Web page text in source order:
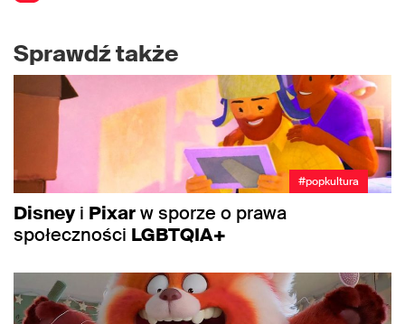
Sprawdź także
#popkultura
Disney i Pixarw sporze o prawa
społeczności LGBTQIA+